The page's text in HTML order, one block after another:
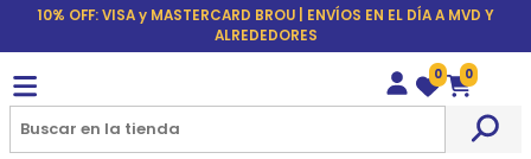
10% OFF: VISA y MASTERCARD BROU | ENVÍOS EN EL DÍA A MVD Y
ALREDEDORES
Wishlist
0
Carrito
0